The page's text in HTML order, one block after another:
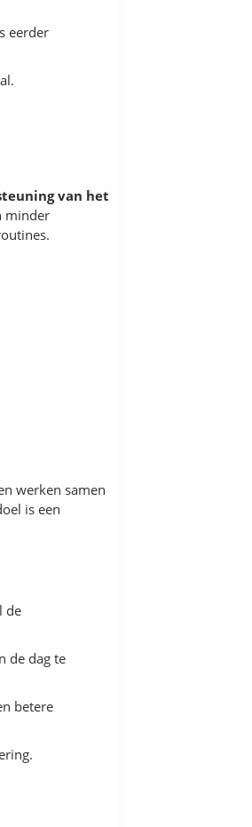
eerder
van het
minder
werken samen
is een
de
de dag te
betere